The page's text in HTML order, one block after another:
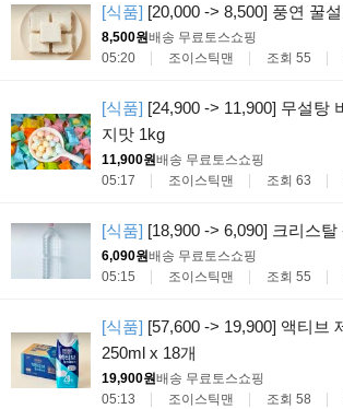
[식품] [20,000 -> 8,500] 풍연 꿀
8,500원배송 무료토스쇼핑
05:20
조이스틱맨 조회 55
[식품] [24,900 -> 11,900] 무설탕
지맛 1kg
11,900원배송 무료토스쇼핑
05:17
조이스틱맨 조회 63
[식품] [18,900 -> 6,090] 크리스탈
6,090원배송 무료토스쇼핑
05:15
조이스틱맨 조회 55
[식품] [57,600 -> 19,900] 액티브
250ml x 18개
19,900원배송 무료토스쇼핑
05:13
조이스틱맨 조회 58